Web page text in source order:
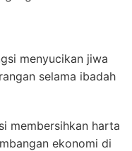
menyucikan jiwa
selama ibadah
membersihkan harta
ekonomi di